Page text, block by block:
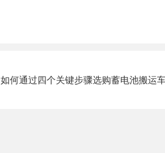
如何通过四个关键步骤选购蓄电池搬运